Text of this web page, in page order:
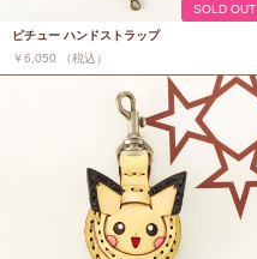
SOLD OUT
ピチュー ハンドストラップ
￥6,050 （税込）